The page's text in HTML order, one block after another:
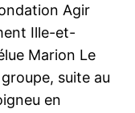
Agir
Ille-et-
Marion Le
suite au
en